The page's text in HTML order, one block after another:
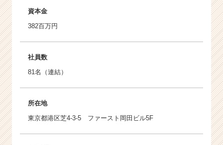
資本金
382百万円
社員数
81名（連結）
所在地
東京都港区芝4-3-5 ファースト岡田ビル5F